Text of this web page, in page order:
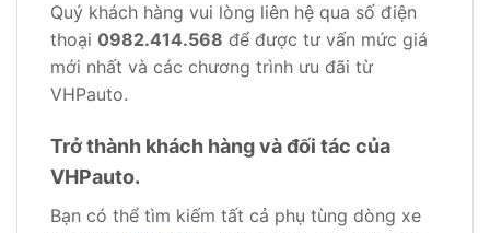
Quý khách hàng vui lòng liên hệ qua số điện
thoại 0982.414.568 để được tư vấn mức giá
mới nhất và các chương trình ưu đãi từ
VHPauto.
Trở thành khách hàng và đối tác của
VHPauto.
Bạn có thể tìm kiếm tất cả phụ tùng dòng xe